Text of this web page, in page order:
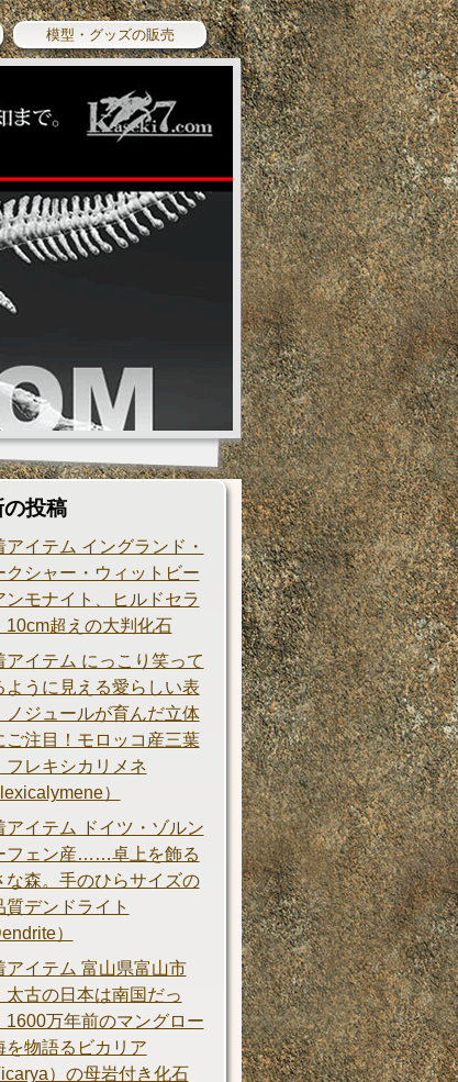
模型・グッズの販売
投稿
アイテム イングランド・
クシャー・ウィットビー
ンモナイト、ヒルドセラ
10cm超えの大判化石
アイテム にっこり笑って
ように見える愛らしい表
ノジュールが育んだ立体
ご注目！モロッコ産三葉
フレキシカリメネ
）
アイテム ドイツ・ゾルン
フェン産……卓上を飾る
な森。手のひらサイズの
質デンドライト
）
アイテム 富山県富山市
太古の日本は南国だっ
1600万年前のマングロー
を物語るビカリア
）の母岩付き化石